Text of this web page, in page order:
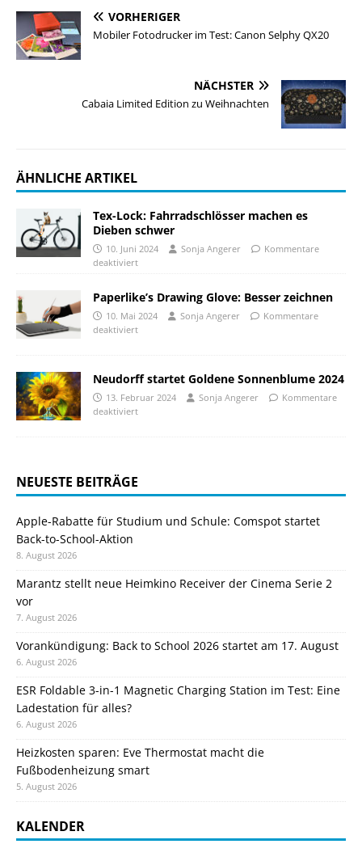
VORHERIGER
Mobiler Fotodrucker im Test: Canon Selphy QX20
NÄCHSTER
Cabaia Limited Edition zu Weihnachten
ÄHNLICHE ARTIKEL
Tex-Lock: Fahrradschlösser machen es
Dieben schwer
10. Juni 2024 Sonja Angerer
Kommentare
deaktiviert
Paperlike’s Drawing Glove: Besser zeichnen
10. Mai 2024 Sonja Angerer
Kommentare
deaktiviert
Neudorff startet Goldene Sonnenblume 2024
13. Februar 2024 Sonja Angerer
Kommentare
deaktiviert
NEUESTE BEITRÄGE
Apple-Rabatte für Studium und Schule: Comspot startet
Back-to-School-Aktion
8. August 2026
Marantz stellt neue Heimkino Receiver der Cinema Serie 2
vor
7. August 2026
Vorankündigung: Back to School 2026 startet am 17. August
6. August 2026
ESR Foldable 3-in-1 Magnetic Charging Station im Test: Eine
Ladestation für alles?
6. August 2026
Heizkosten sparen: Eve Thermostat macht die
Fußbodenheizung smart
5. August 2026
KALENDER